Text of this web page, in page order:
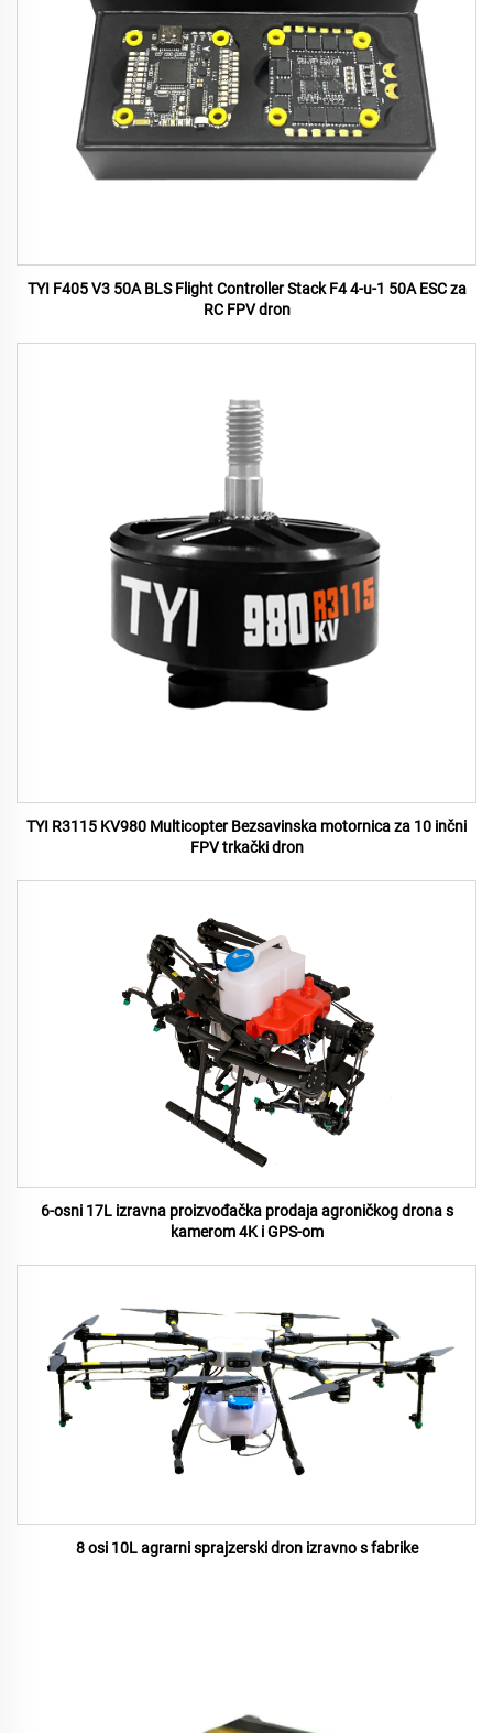
TYI F405 V3 50A BLS Flight Controller Stack F4 4-u-1 50A ESC za
RC FPV dron
TYI R3115 KV980 Multicopter Bezsavinska motornica za 10 inčni
FPV trkački dron
6-osni 17L izravna proizvođačka prodaja agroničkog drona s
kamerom 4K i GPS-om
8 osi 10L agrarni sprajzerski dron izravno s fabrike